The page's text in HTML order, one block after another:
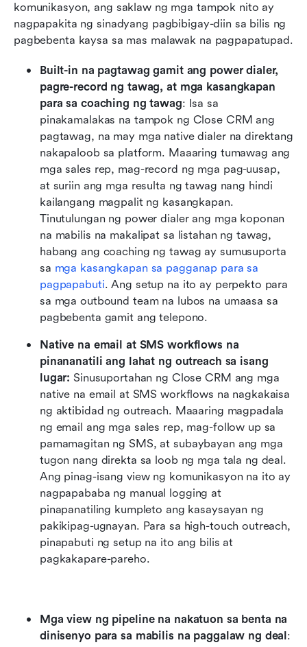
komunikasyon, ang saklaw ng mga tampok nito ay
nagpapakita ng sinadyang pagbibigay-diin sa bilis ng
pagbebenta kaysa sa mas malawak na pagpapatupad.
Built-in na pagtawag gamit ang power dialer,
pagre-record ng tawag, at mga kasangkapan
para sa coaching ng tawag: Isa sa
pinakamalakas na tampok ng Close CRM ang
pagtawag, na may mga native dialer na direktang
nakapaloob sa platform. Maaaring tumawag ang
mga sales rep, mag-record ng mga pag-uusap,
at suriin ang mga resulta ng tawag nang hindi
kailangang magpalit ng kasangkapan.
Tinutulungan ng power dialer ang mga koponan
na mabilis na makalipat sa listahan ng tawag,
habang ang coaching ng tawag ay sumusuporta
sa mga kasangkapan sa pagganap para sa
pagpapabuti. Ang setup na ito ay perpekto para
sa mga outbound team na lubos na umaasa sa
pagbebenta gamit ang telepono.
Native na email at SMS workflows na
pinananatili ang lahat ng outreach sa isang
lugar: Sinusuportahan ng Close CRM ang mga
native na email at SMS workflows na nagkakaisa
ng aktibidad ng outreach. Maaaring magpadala
ng email ang mga sales rep, mag-follow up sa
pamamagitan ng SMS, at subaybayan ang mga
tugon nang direkta sa loob ng mga tala ng deal.
Ang pinag-isang view ng komunikasyon na ito ay
nagpapababa ng manual logging at
pinapanatiling kumpleto ang kasaysayan ng
pakikipag-ugnayan. Para sa high-touch outreach,
pinapabuti ng setup na ito ang bilis at
pagkakapare-pareho.
Mga view ng pipeline na nakatuon sa benta na
dinisenyo para sa mabilis na paggalaw ng deal